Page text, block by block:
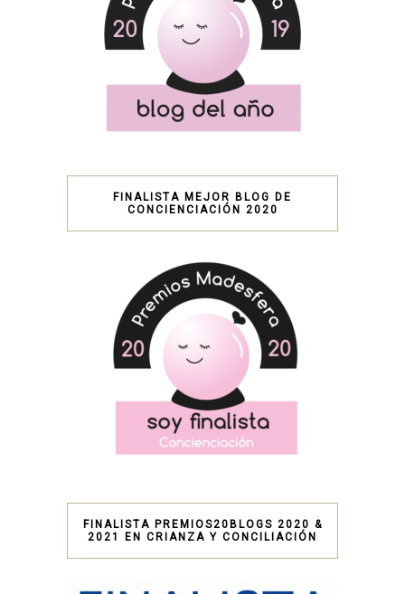
FINALISTA MEJOR BLOG DE
CONCIENCIACIÓN 2020
FINALISTA PREMIOS20BLOGS 2020 &
2021 EN CRIANZA Y CONCILIACIÓN